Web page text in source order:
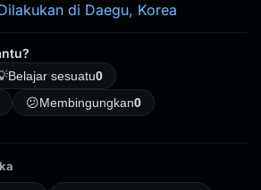
di Daegu, Korea
Belajar sesuatu0
😕Membingungkan0